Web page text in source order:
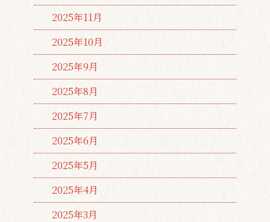
2025年11月
2025年10月
2025年9月
2025年8月
2025年7月
2025年6月
2025年5月
2025年4月
2025年3月